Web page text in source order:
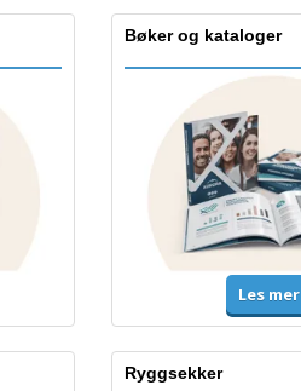
Bøker og kataloger
Les mer
Ryggsekker